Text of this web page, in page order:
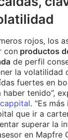
rojos, los
con productos
de perfil
la volatilidad
fuertes en
tenido”,
. “Es
que ir a
superar la
en Mapfre